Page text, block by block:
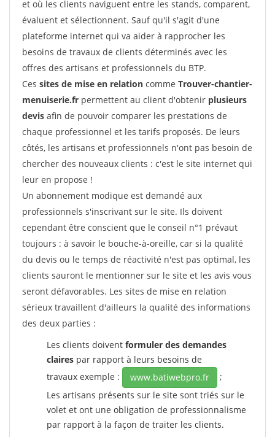
et où les clients naviguent entre les stands, comparent,
évaluent et sélectionnent. Sauf qu'il s'agit d'une
plateforme internet qui va aider à rapprocher les
besoins de travaux de clients déterminés avec les
offres des artisans et professionnels du BTP.
Ces sites de mise en relation comme Trouver-chantier-
menuiserie.fr permettent au client d'obtenir plusieurs
devis afin de pouvoir comparer les prestations de
chaque professionnel et les tarifs proposés. De leurs
côtés, les artisans et professionnels n'ont pas besoin de
chercher des nouveaux clients : c'est le site internet qui
leur en propose !
Un abonnement modique est demandé aux
professionnels s'inscrivant sur le site. Ils doivent
cependant être conscient que le conseil n°1 prévaut
toujours : à savoir le bouche-à-oreille, car si la qualité
du devis ou le temps de réactivité n'est pas optimal, les
clients sauront le mentionner sur le site et les avis vous
seront défavorables. Les sites de mise en relation
sérieux travaillent d'ailleurs la qualité des informations
des deux parties :
Les clients doivent formuler des demandes
claires par rapport à leurs besoins de
travaux exemple :
www.batiwebpro.fr
;
Les artisans présents sur le site sont triés sur le
volet et ont une obligation de professionnalisme
par rapport à la façon de traiter les clients.